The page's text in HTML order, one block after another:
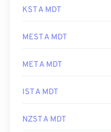
KST A MDT
MEST A MDT
MET A MDT
IST A MDT
NZST A MDT